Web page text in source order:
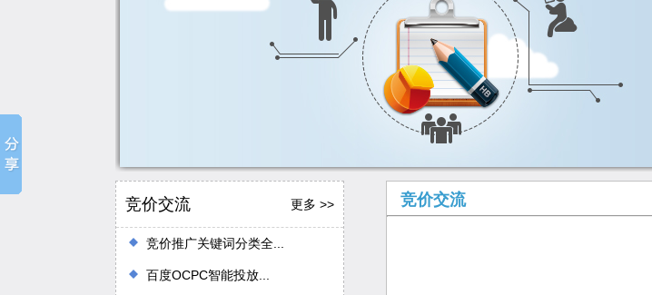
竞价交流 更多 >>
竞价推广关键词分类全...
百度OCPC智能投放...
竞价交流